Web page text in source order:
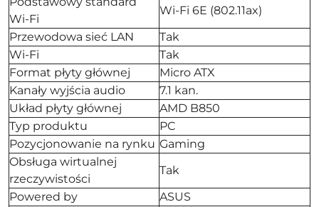
Wi-Fi
Wi-Fi 6E (802.11ax)
Przewodowa sieć LAN
Tak
Wi-Fi
Tak
Format płyty głównej
Micro ATX
Kanały wyjścia audio
7.1 kan.
Układ płyty głównej
AMD B850
Typ produktu
PC
Pozycjonowanie na rynku Gaming
Obsługa wirtualnej
rzeczywistości
Tak
Powered by
ASUS